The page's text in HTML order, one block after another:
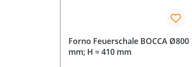
Forno Feuerschale BOCCA Ø800
mm; H = 410 mm